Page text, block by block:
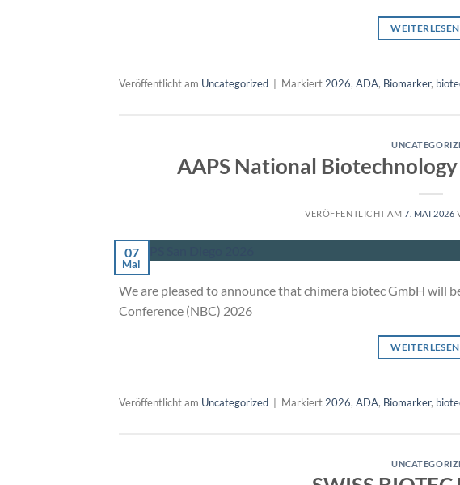
WEITERLESEN
Veröffentlicht am Uncategorized Markiert 2026, ADA, Biomarker,
AAPS National
VERÖFFENTLICHT AM7. MAI 2026
07
Mai
We are pleased to announce that chimera biotec GmbH will
Conference (NBC) 2026
WEITERLESEN
Veröffentlicht am Uncategorized Markiert 2026, ADA, Biomarker,